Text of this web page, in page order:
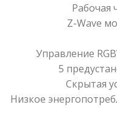
Рабочая
Z-Wave
Управление
5
Скрытая
Низкое